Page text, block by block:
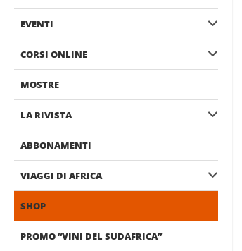
EVENTI
CORSI ONLINE
MOSTRE
LA RIVISTA
ABBONAMENTI
VIAGGI DI AFRICA
SHOP
PROMO “VINI DEL SUDAFRICA”